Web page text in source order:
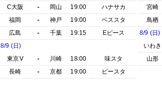
C大阪
- 岡山 19:00
ハナサカ
福岡
- 神戸 19:00
ベススタ
広島
- 千葉 19:15
Eピース
8/9 (日)
東京V
- 川崎 18:00
味スタ
長崎
- 京都 19:00 ピースタ
宮崎
鳥栖
8/9 (日)
いわき
山形